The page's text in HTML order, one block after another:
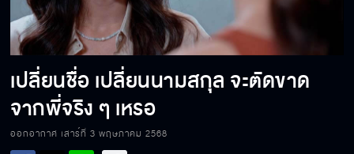
Video
เปลี่ยนชื่อ เปลี่ยนนามสกุล จะตัดขาด
จากพี่จริง ๆ เหรอ
ออกอากาศ เสาร์ที่ 3 พฤษภาคม 2568
เมื่อไหร่ผีพนันจะออกจากร่างพี่สักที
ยอมรับความจริงเสียที่ว่าอาชุนเขาตายแล้ว